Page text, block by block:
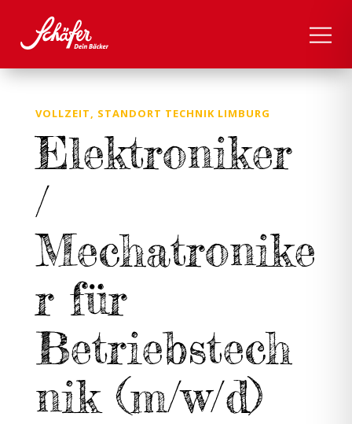
VOLLZEIT, STANDORT TECHNIK LIMBURG
Elektroniker
/
Mechatronike
r für
Betriebstech
nik (m/w/d)